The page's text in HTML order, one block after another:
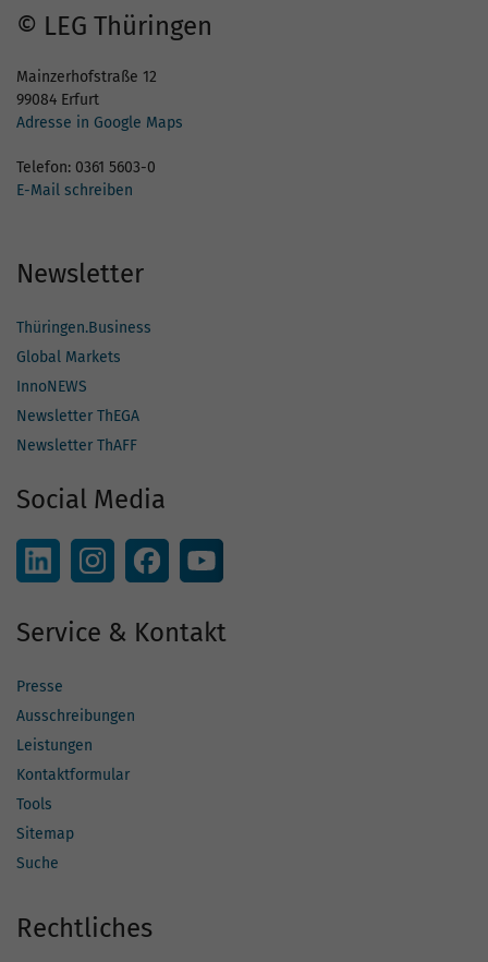
© LEG Thüringen
Mainzerhofstraße 12
99084 Erfurt
Adresse in Google Maps
Telefon: 0361 5603-0
E-Mail schreiben
Newsletter
Thüringen.Business
Global Markets
InnoNEWS
Newsletter ThEGA
Newsletter ThAFF
Social Media
Service & Kontakt
Presse
Ausschreibungen
Leistungen
Kontaktformular
Tools
Sitemap
Suche
Rechtliches